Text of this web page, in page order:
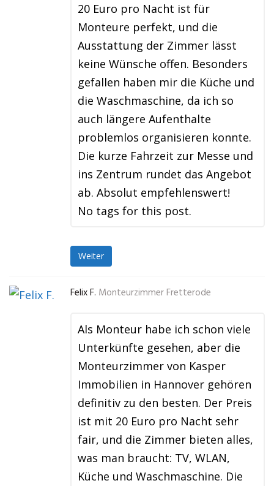
20 Euro pro Nacht ist für
Monteure perfekt, und die
Ausstattung der Zimmer lässt
keine Wünsche offen. Besonders
gefallen haben mir die Küche und
die Waschmaschine, da ich so
auch längere Aufenthalte
problemlos organisieren konnte.
Die kurze Fahrzeit zur Messe und
ins Zentrum rundet das Angebot
ab. Absolut empfehlenswert!
No tags for this post.
Weiter
Felix F. Monteurzimmer Fretterode
Als Monteur habe ich schon viele
Unterkünfte gesehen, aber die
Monteurzimmer von Kasper
Immobilien in Hannover gehören
definitiv zu den besten. Der Preis
ist mit 20 Euro pro Nacht sehr
fair, und die Zimmer bieten alles,
was man braucht: TV, WLAN,
Küche und Waschmaschine. Die